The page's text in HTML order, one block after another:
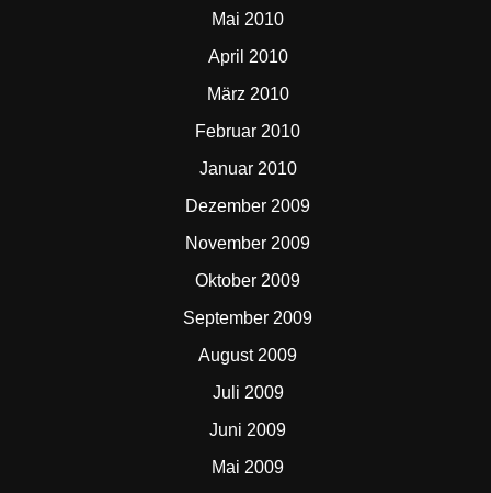
Mai 2010
April 2010
März 2010
Februar 2010
Januar 2010
Dezember 2009
November 2009
Oktober 2009
September 2009
August 2009
Juli 2009
Juni 2009
Mai 2009